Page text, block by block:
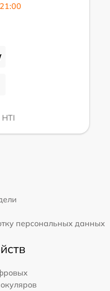
персональных данных